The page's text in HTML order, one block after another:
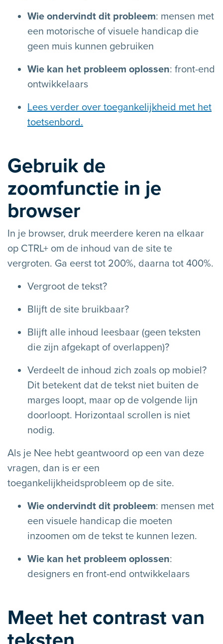
Wie ondervindt dit probleem: mensen met
een motorische of visuele handicap die
geen muis kunnen gebruiken
Wie kan het probleem oplossen: front-end
ontwikkelaars
Lees verder over toegankelijkheid met het
toetsenbord.
Gebruik de
zoomfunctie in je
browser
In je browser, druk meerdere keren na elkaar
op CTRL+ om de inhoud van de site te
vergroten. Ga eerst tot 200%, daarna tot 400%.
Vergroot de tekst?
Blijft de site bruikbaar?
Blijft alle inhoud leesbaar (geen teksten
die zijn afgekapt of overlappen)?
Verdeelt de inhoud zich zoals op mobiel?
Dit betekent dat de tekst niet buiten de
marges loopt, maar op de volgende lijn
doorloopt. Horizontaal scrollen is niet
nodig.
Als je Nee hebt geantwoord op een van deze
vragen, dan is er een
toegankelijkheidsprobleem op de site.
Wie ondervindt dit probleem: mensen met
een visuele handicap die moeten
inzoomen om de tekst te kunnen lezen.
Wie kan het probleem oplossen:
designers en front-end ontwikkelaars
Meet het contrast van